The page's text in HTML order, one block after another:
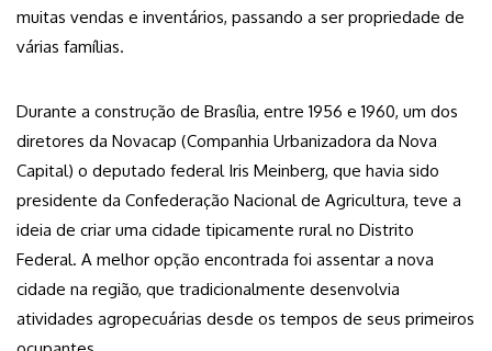
muitas vendas e inventários, passando a ser propriedade de
várias famílias.
Durante a construção de Brasília, entre 1956 e 1960, um dos
diretores da Novacap (Companhia Urbanizadora da Nova
Capital) o deputado federal Iris Meinberg, que havia sido
presidente da Confederação Nacional de Agricultura, teve a
ideia de criar uma cidade tipicamente rural no Distrito
Federal. A melhor opção encontrada foi assentar a nova
cidade na região, que tradicionalmente desenvolvia
atividades agropecuárias desde os tempos de seus primeiros